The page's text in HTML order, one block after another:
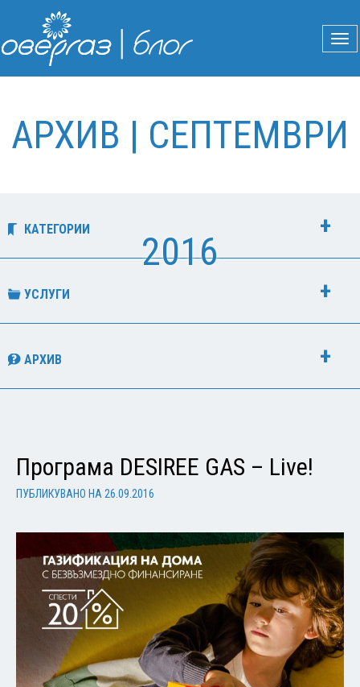
АРХИВ | СЕПТЕМВРИ
2016
КАТЕГОРИИ
УСЛУГИ
АРХИВ
Програма DESIREE GAS – Live!
ПУБЛИКУВАНО НА 26.09.2016